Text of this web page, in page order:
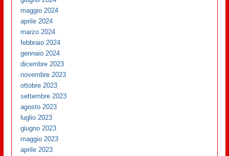
maggio 2024
aprile 2024
marzo 2024
febbraio 2024
gennaio 2024
dicembre 2023
novembre 2023
ottobre 2023
settembre 2023
agosto 2023
luglio 2023
giugno 2023
maggio 2023
aprile 2023